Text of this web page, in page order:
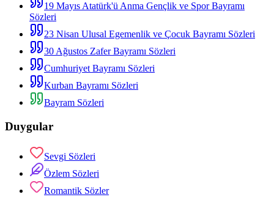
19 Mayıs Atatürk'ü Anma Gençlik ve Spor Bayramı
Sözleri
23 Nisan Ulusal Egemenlik ve Çocuk Bayramı Sözleri
30 Ağustos Zafer Bayramı Sözleri
Cumhuriyet Bayramı Sözleri
Kurban Bayramı Sözleri
Bayram Sözleri
Duygular
Sevgi Sözleri
Özlem Sözleri
Romantik Sözler